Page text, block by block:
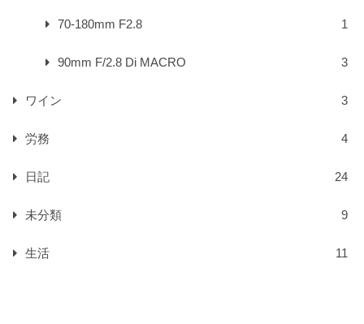
70-180mm F2.8 1
90mm F/2.8 Di MACRO 3
ワイン 3
労務 4
日記 24
未分類 9
生活 11